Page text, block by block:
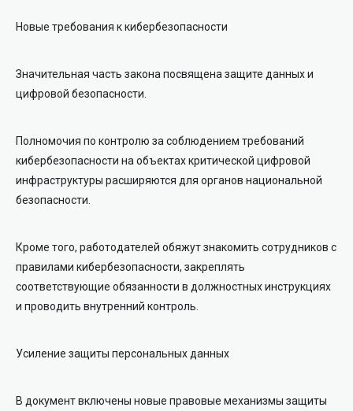
Новые требования к кибербезопасности
Значительная часть закона посвящена защите данных и
цифровой безопасности.
Полномочия по контролю за соблюдением требований
кибербезопасности на объектах критической цифровой
инфраструктуры расширяются для органов национальной
безопасности.
Кроме того, работодателей обяжут знакомить сотрудников с
правилами кибербезопасности, закреплять
соответствующие обязанности в должностных инструкциях
и проводить внутренний контроль.
Усиление защиты персональных данных
В документ включены новые правовые механизмы защиты